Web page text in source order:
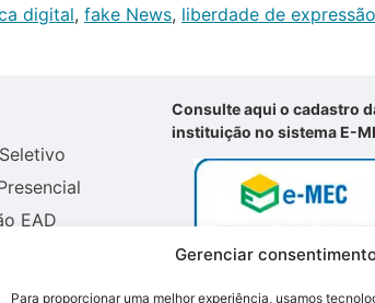
Gerenciar
Para proporcionar uma melhor experiência, usamos
digital, fake News, liberdade de expressão
EAD
Consulte aqui o cadastro
instituição no sistema E-